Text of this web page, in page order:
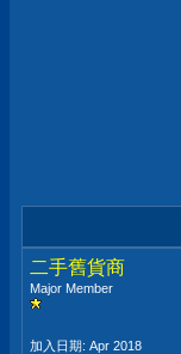
二手舊貨商
Major Member
加入日期: Apr 2018